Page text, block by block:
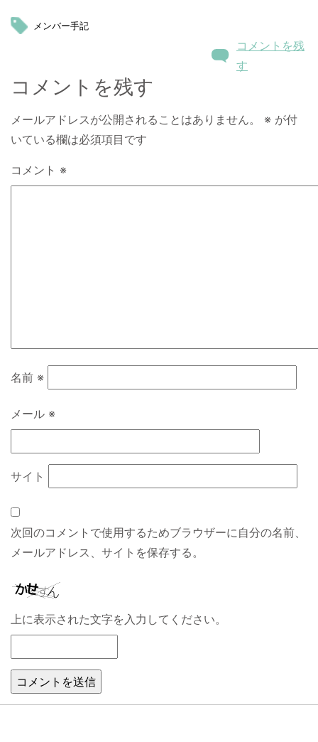
メンバー手記
コメントを残
す
コメントを残す
メールアドレスが公開されることはありません。 ※ が付
いている欄は必須項目です
コメント ※
名前 ※
メール ※
サイト
次回のコメントで使用するためブラウザーに自分の名前、
メールアドレス、サイトを保存する。
上に表示された文字を入力してください。